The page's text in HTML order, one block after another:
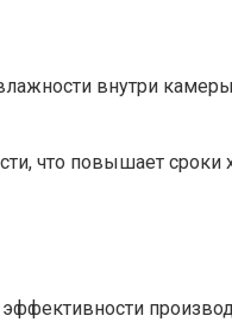
внутри
что повышает сроки